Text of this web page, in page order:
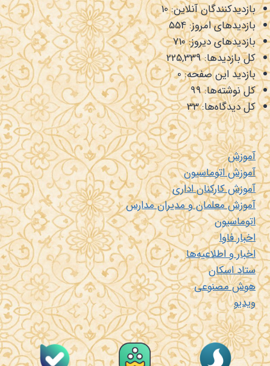
بازدیدکنندگان آنلاین:10
بازدیدهای امروز:554
بازدیدهای دیروز:710
کل بازدیدها:225,339
بازدید این صفحه:0
کل نوشته‌ها:99
کل دیدگاه‌ها:33
آموزش
آموزش اتوماسیون
آموزش کارکنان اداری
آموزش معلمان و مدیران مدارس
اتوماسیون
اخبار فاوا
اخبار و اطلاعیه‌ها
ستاد اسکان
هوش مصنوعی
ویدیو